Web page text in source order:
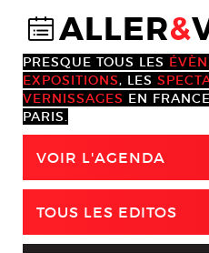
@ALLER&
PRESQUE TOUS LES
EXPOSITIONS, LES
VERNISSAGES EN
PARIS.
VOIR L'AGENDA
TOUS LES EDITOS